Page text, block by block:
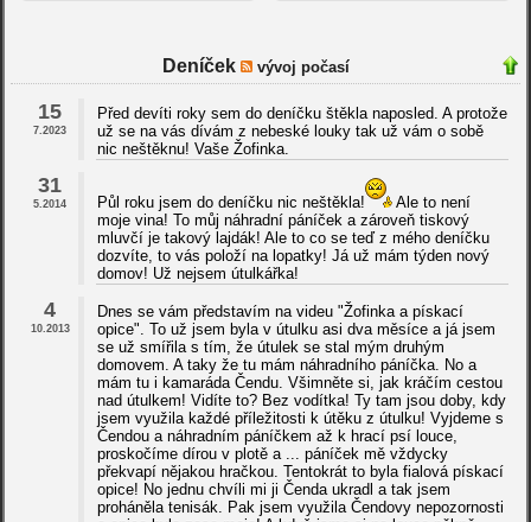
Deníček vývoj počasí
15
7.2023
Před devíti roky sem do deníčku štěkla naposled. A protože
už se na vás dívám z nebeské louky tak už vám o sobě
nic neštěknu! Vaše Žofinka.
31
5.2014 Půl roku jsem do deníčku nic neštěkla!
Ale to není
moje vina! To můj náhradní páníček a zároveň tiskový
mluvčí je takový lajdák! Ale to co se teď z mého deníčku
dozvíte, to vás položí na lopatky! Já už mám týden nový
domov! Už nejsem útulkářka!
4
10.2013
Dnes se vám představím na videu "Žofinka a pískací
opice". To už jsem byla v útulku asi dva měsíce a já jsem
se už smířila s tím, že útulek se stal mým druhým
domovem. A taky že tu mám náhradního páníčka. No a
mám tu i kamaráda Čendu. Všimněte si, jak kráčím cestou
nad útulkem! Vidíte to? Bez vodítka! Ty tam jsou doby, kdy
jsem využila každé příležitosti k útěku z útulku! Vyjdeme s
Čendou a náhradním páníčkem až k hrací psí louce,
proskočíme dírou v plotě a ... páníček mě vždycky
překvapí nějakou hračkou. Tentokrát to byla fialová pískací
opice! No jednu chvíli mi ji Čenda ukradl a tak jsem
proháněla tenisák. Pak jsem využila Čendovy nepozornosti